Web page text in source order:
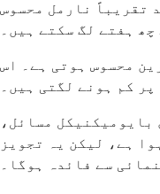
کتنی اچھی طرح سہارا دیتے ہیں اس پر منحصر ہے۔ ہلکے تناؤ 48 سے 72 گھنٹے کے بعد تقریباً نارمل محسوس
ہفتے لگ سکتے ہیں۔
محسوس ہوتی ہے۔ اس
کم ہونے لگتی ہیں۔
بایومیکنیکل مسائل،
ہے، لیکن یہ تجویز
سے فائدہ ہوگا۔